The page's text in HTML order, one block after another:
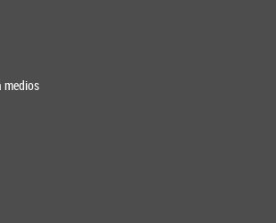
medios